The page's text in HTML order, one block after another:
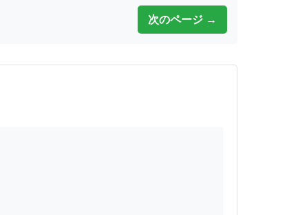
次のページ →